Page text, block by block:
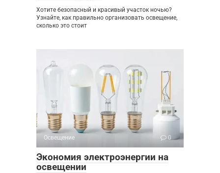
Хотите безопасный и красивый участок ночью?
Узнайте, как правильно организовать освещение,
сколько это стоит
Освещение 0
Экономия электроэнергии на
освещении